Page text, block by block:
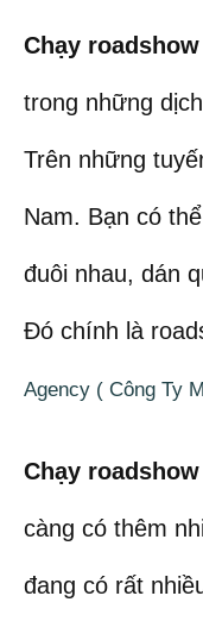
Chạy
trong những
Trên những
Nam. Bạn có
đuôi nhau, dán
Đó chính là
Agency ( Công Ty
Chạy
càng có thêm
đang có rất